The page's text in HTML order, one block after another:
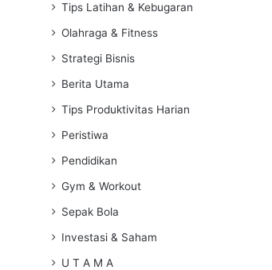
Tips Latihan & Kebugaran
Olahraga & Fitness
Strategi Bisnis
Berita Utama
Tips Produktivitas Harian
Peristiwa
Pendidikan
Gym & Workout
Sepak Bola
Investasi & Saham
U T A M A